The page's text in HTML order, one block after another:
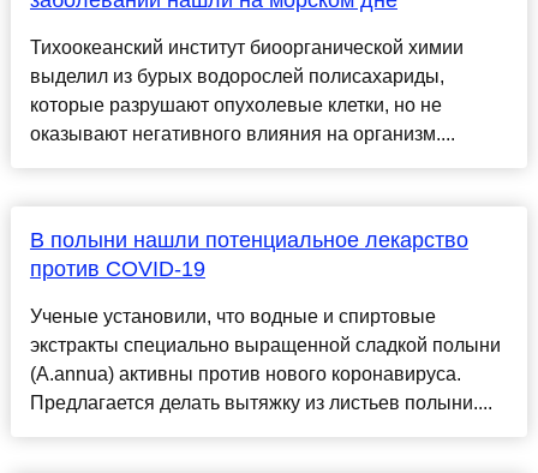
Тихоокеанский институт биоорганической химии
выделил из бурых водорослей полисахариды,
которые разрушают опухолевые клетки, но не
оказывают негативного влияния на организм....
В полыни нашли потенциальное лекарство
против COVID-19
Ученые установили, что водные и спиртовые
экстракты специально выращенной сладкой полыни
(A.annua) активны против нового коронавируса.
Предлагается делать вытяжку из листьев полыни....